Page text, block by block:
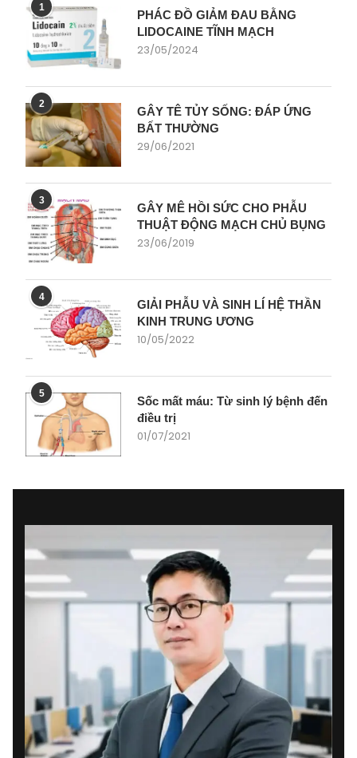
1
PHÁC ĐỒ GIẢM ĐAU BẰNG
LIDOCAINE TĨNH MẠCH
23/05/2024
2
GÂY TÊ TỦY SỐNG: ĐÁP ỨNG
BẤT THƯỜNG
29/06/2021
3
GÂY MÊ HỒI SỨC CHO PHẪU
THUẬT ĐỘNG MẠCH CHỦ BỤNG
23/06/2019
4
GIẢI PHẪU VÀ SINH LÍ HỆ THẦN
KINH TRUNG ƯƠNG
10/05/2022
5
Sốc mất máu: Từ sinh lý bệnh đến
điều trị
01/07/2021